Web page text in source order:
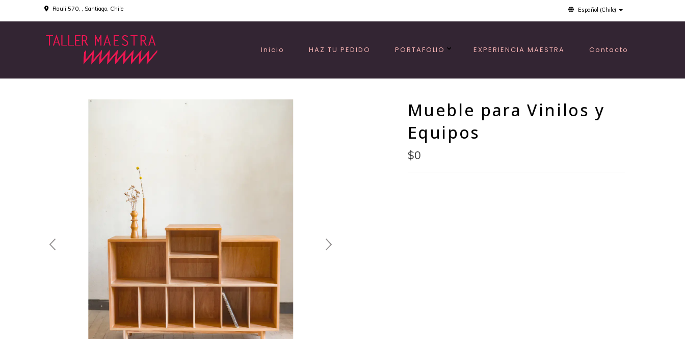
Rauli 570, , Santiago, Chile Español (Chile)
Inicio HAZ TU PEDIDO PORTAFOLIO EXPERIENCIA MAESTRA Contacto
Mueble para Vinilos y
Equipos
$0